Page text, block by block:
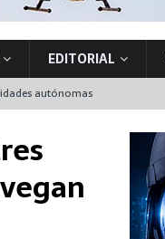
EDITORIAL
autónomas
funcionará en